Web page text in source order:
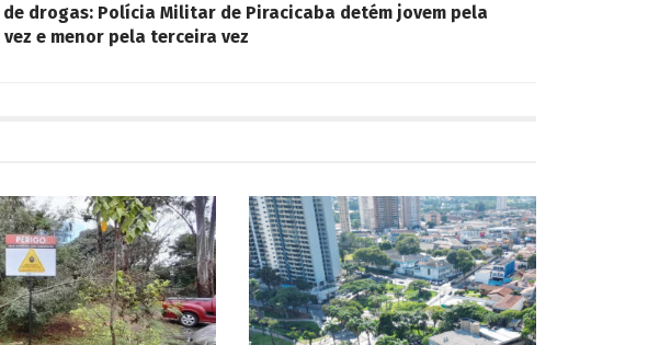
drogas: Polícia Militar de Piracicaba detém jovem pela
vez e menor pela terceira vez